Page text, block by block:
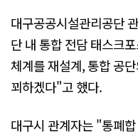
대구공공시설관리공단
단 내 통합 전담 태스크
체계를 재설계, 통합 공
꾀하겠다"고 했다.
대구시 관계자는 "통폐